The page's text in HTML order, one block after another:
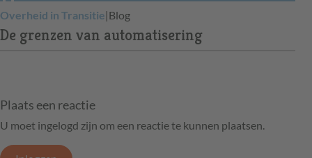
Overheid in Transitie|Blog
De grenzen van automatisering
Plaats een reactie
U moet ingelogd zijn om een reactie te kunnen plaatsen.